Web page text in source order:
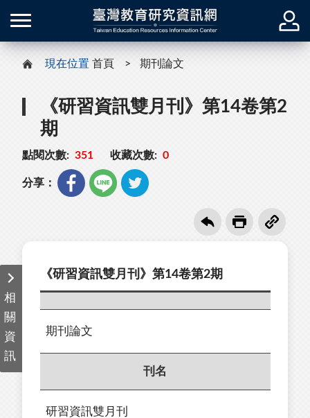
現在位置 首頁 期刊論文
《研習資訊雙月刊》第14卷第2
期
點閱次數: 351 收藏次數: 0
分享：
相
關
資
訊
《研習資訊雙月刊》第14卷第2期
期刊論文
刊名
研習資訊雙月刊